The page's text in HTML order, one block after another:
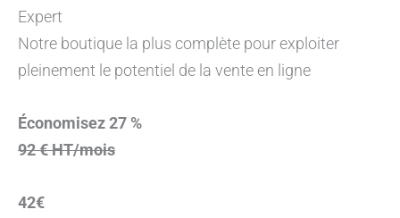
Expert
Notre boutique la plus complète pour exploiter
pleinement le potentiel de la vente en ligne
Économisez 27 %
92 € HT/mois
42€